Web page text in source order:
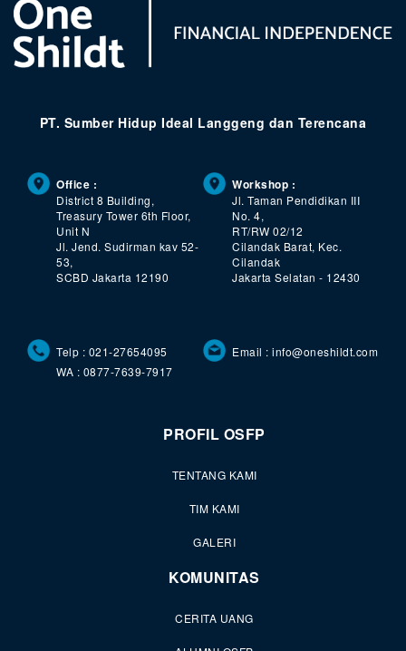
PT. Sumber Hidup Ideal Langgeng dan Terencana
Office :
District 8 Building,
Treasury Tower 6th Floor,
Unit N
Jl. Jend. Sudirman kav 52-
53,
SCBD Jakarta 12190
Workshop :
Jl. Taman Pendidikan III
No. 4,
RT/RW 02/12
Cilandak Barat, Kec.
Cilandak
Jakarta Selatan - 12430
Telp : 021-27654095
WA : 0877-7639-7917
Email : info@oneshildt.com
PROFIL OSFP
TENTANG KAMI
TIM KAMI
GALERI
KOMUNITAS
CERITA UANG